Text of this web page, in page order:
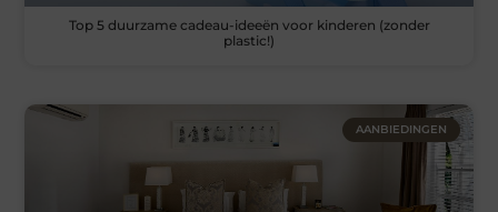
Top 5 duurzame cadeau-ideeën voor kinderen (zonder
plastic!)
AANBIEDINGEN